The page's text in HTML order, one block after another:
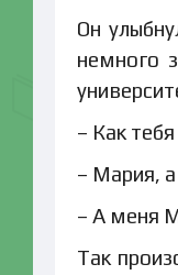
Он
немного
– Как
– Мария, а
– А меня
Так